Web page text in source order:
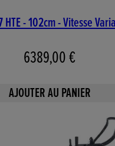
HTE - 102cm - Vitesse
6389,00 €
AJOUTER AU PANIER